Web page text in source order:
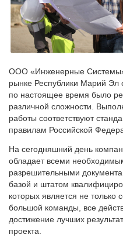
ООО «Инженерные Системы»
рынке Республики Марий Эл
по настоящее время было
различной сложности.
работы соответствуют
правилам Российской
На сегодняшний день
обладает всеми
разрешительными
базой и штатом
которых является не только
большой команды, все
достижение лучших
проекта.